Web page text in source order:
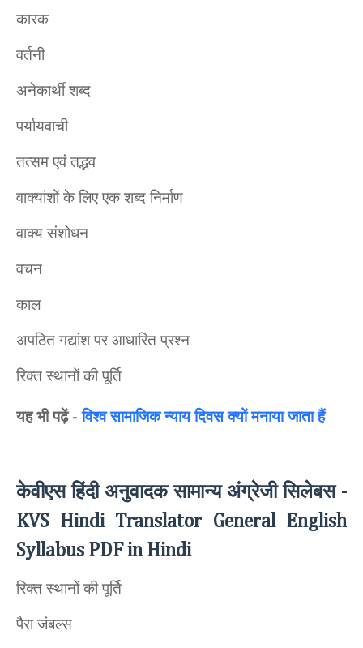
कारक
वर्तनी
अनेकार्थी शब्द
पर्यायवाची
तत्सम एवं तद्भव
वाक्यांशों के लिए एक शब्द निर्माण
वाक्य संशोधन
वचन
काल
अपठित गद्यांश पर आधारित प्रश्न
रिक्त स्थानों की पूर्ति
यह भी पढ़ें - विश्व सामाजिक न्याय दिवस क्यों मनाया जाता हैं
केवीएस हिंदी अनुवादक सामान्य अंग्रेजी सिलेबस -
KVS Hindi Translator General English
Syllabus PDF in Hindi
रिक्त स्थानों की पूर्ति
पैरा जंबल्स